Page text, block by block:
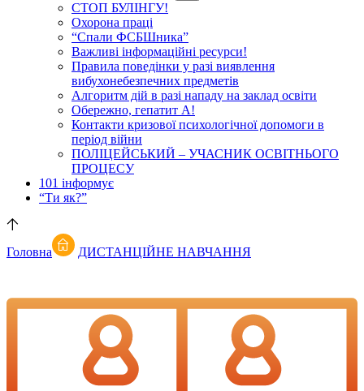
СТОП БУЛІНГУ!
Охорона праці
“Спали ФСБШника”
Важливі інформаційні ресурси!
Правила поведінки у разі виявлення
вибухонебезпечних предметів
Алгоритм дій в разі нападу на заклад освіти
Обережно, гепатит А!
Контакти кризової психологічної допомоги в
період війни
ПОЛІЦЕЙСЬКИЙ – УЧАСНИК ОСВІТНЬОГО
ПРОЦЕСУ
101 інформує
“Ти як?”
Головна ДИСТАНЦІЙНЕ НАВЧАННЯ